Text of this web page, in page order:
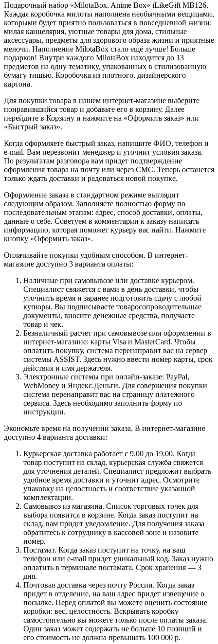
Подарочный набор «MilotaBox. Anime Box» iLikeGift MB126.
Каждая коробочка милоты наполнена необычными вещицами,
которыми будет приятно пользоваться в повседневной жизни:
милая канцелярия, уютные товары для дома, стильные
аксессуары, предметы для здорового образа жизни и приятные
мелочи. Наполнение MilotaBox стало ещё лучше! Больше
подарков! Внутри каждого MilotaBox находится до 13
предметов на одну тематику, упакованных в стилизованную
бумагу тишью. Коробочка из плотного, дизайнерского
картона.
Для покупки товара в нашем интернет-магазине выберите
понравившийся товар и добавьте его в корзину. Далее
перейдите в Корзину и нажмите на «Оформить заказ» или
«Быстрый заказ».
Когда оформляете быстрый заказ, напишите ФИО, телефон и
e-mail. Вам перезвонит менеджер и уточнит условия заказа.
По результатам разговора вам придет подтверждение
оформления товара на почту или через СМС. Теперь останется
только ждать доставки и радоваться новой покупке.
Оформление заказа в стандартном режиме выглядит
следующим образом. Заполняете полностью форму по
последовательным этапам: адрес, способ доставки, оплаты,
данные о себе. Советуем в комментарии к заказу написать
информацию, которая поможет курьеру вас найти. Нажмите
кнопку «Оформить заказ».
Оплачивайте покупки удобным способом. В интернет-
магазине доступно 3 варианта оплаты:
Наличные при самовывозе или доставке курьером.
Специалист свяжется с вами в день доставки, чтобы
уточнить время и заранее подготовить сдачу с любой
купюры. Вы подписываете товаросопроводительные
документы, вносите денежные средства, получаете
товар и чек.
Безналичный расчет при самовывозе или оформлении в
интернет-магазине: карты Visa и MasterCard. Чтобы
оплатить покупку, система перенаправит вас на сервер
системы ASSIST. Здесь нужно ввести номер карты, срок
действия и имя держателя.
Электронные системы при онлайн-заказе: PayPal,
WebMoney и Яндекс.Деньги. Для совершения покупки
система перенаправит вас на страницу платежного
сервиса. Здесь необходимо заполнить форму по
инструкции.
Экономьте время на получении заказа. В интернет-магазине
доступно 4 варианта доставки:
Курьерская доставка работает с 9.00 до 19.00. Когда
товар поступит на склад, курьерская служба свяжется
для уточнения деталей. Специалист предложит выбрать
удобное время доставки и уточнит адрес. Осмотрите
упаковку на целостность и соответствие указанной
комплектации.
Самовывоз из магазина. Список торговых точек для
выбора появится в корзине. Когда заказ поступит на
склад, вам придет уведомление. Для получения заказа
обратитесь к сотруднику в кассовой зоне и назовите
номер.
Постамат. Когда заказ поступит на точку, на ваш
телефон или e-mail придет уникальный код. Заказ нужно
оплатить в терминале постамата. Срок хранения — 3
дня.
Почтовая доставка через почту России. Когда заказ
придет в отделение, на ваш адрес придет извещение о
посылке. Перед оплатой вы можете оценить состояние
коробки: вес, целостность. Вскрывать коробку
самостоятельно вы можете только после оплаты заказа.
Один заказ может содержать не больше 10 позиций и
его стоимость не должна превышать 100 000 р.